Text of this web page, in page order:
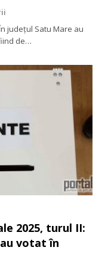
județul Satu Mare au
de…
2025, turul II:
votat în